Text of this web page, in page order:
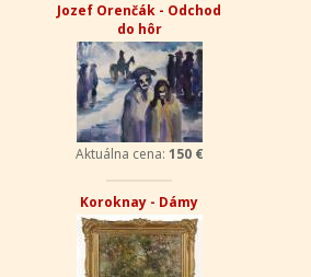
Jozef Orenčák - Odchod
do hôr
Aktuálna cena: 150 €
Koroknay - Dámy